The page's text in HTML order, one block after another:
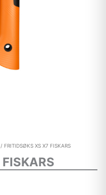
FRITIDSØKS XS X7 FISKARS